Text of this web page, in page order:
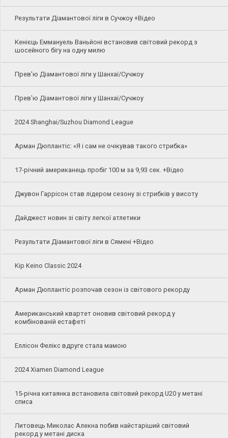
Результати Діамантової ліги в Сучжоу +Відео
Кенієць Еммануель Ваньйоні встановив світовий рекорд з
шосейного бігу на одну милю
Прев'ю Діамантової ліги у Шанхаї/Сучжоу
Прев'ю Діамантової ліги у Шанхаї/Сучжоу
2024 Shanghai/Suzhou Diamond League
Арман Дюплантіс: «Я і сам не очікував такого стрибка»
17-річний американець пробіг 100 м за 9,93 сек. +Відео
Джувон Гаррісон став лідером сезону зі стрибків у висоту
Дайджест новин зі світу легкої атлетики
Результати Діамантової ліги в Сямені +Відео
Kip Keino Classic 2024
Арман Дюплантіс розпочав сезон із світового рекорду
Американський квартет оновив світовий рекорд у
комбінованій естафеті
Еллісон Фелікс вдруге стала мамою
2024 Xiamen Diamond League
15-річна китаянка встановила світовий рекорд U20 у метані
списа
Литовець Миколас Алекна побив найстаріший світовий
рекорд у метані диска